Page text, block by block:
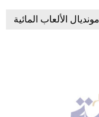
الألعاب المائية